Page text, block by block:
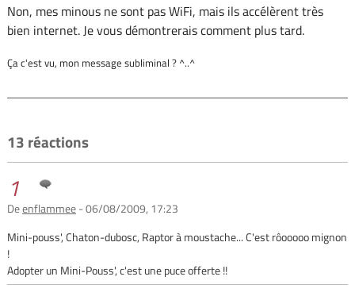
Non, mes minous ne sont pas WiFi, mais ils accélèrent très
bien internet. Je vous démontrerais comment plus tard.
Ça c'est vu, mon message subliminal ? ^..^
13 réactions
1
Deenflammee- 06/08/2009, 17:23
Mini-pouss', Chaton-dubosc, Raptor à moustache... C'est rôooooo mignon
!
Adopter un Mini-Pouss', c'est une puce offerte !!